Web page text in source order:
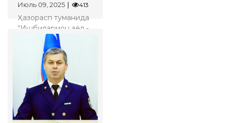
Июль 09, 2025
413
Ҳазорасп туманида
“Ишбилармон аёл -
2025” кўрик-
танловининг туман
босқичи бўлиб ўтди.
Батафсил